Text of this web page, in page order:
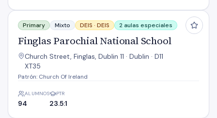
Finglas Parochial National School
Primary Mixto DEIS · DEIS 2 aulas especiales
Finglas Parochial National School
Church Street, Finglas, Dublin 11 · Dublin · D11
XT35
Patrón: Church Of Ireland
ALUMNOS
94
PTR
23.5:1